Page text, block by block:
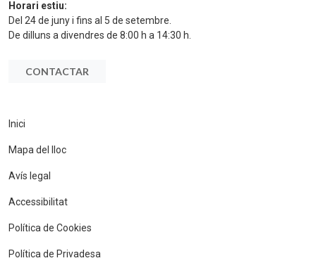
Horari estiu:
Del 24 de juny i fins al 5 de setembre.
De dilluns a divendres de 8:00 h a 14:30 h.
CONTACTAR
Inici
Mapa del lloc
Avís legal
Accessibilitat
Política de Cookies
Política de Privadesa